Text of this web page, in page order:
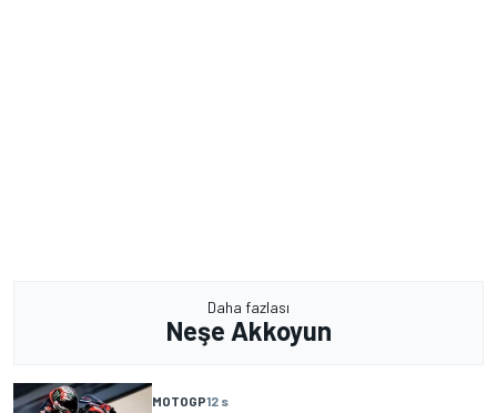
Daha fazlası
Neşe Akkoyun
MOTOGP12 s